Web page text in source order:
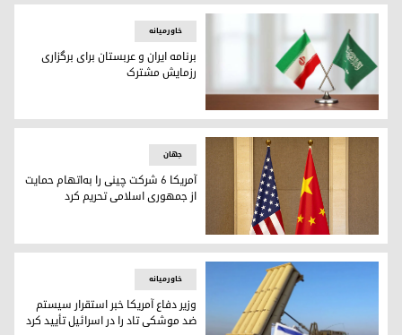
پرچم‌های عربستان سعودی و ایران
خاورمیانه
برنامه ایران و عربستان برای برگزاری
رزمایش مشترک
آمریکا ۶ شرکت چینی را به‌اتهام حمایت از جمهوری اسلامی تحریم کرد
جهان
آمریکا ۶ شرکت چینی را به‌اتهام حمایت
از جمهوری اسلامی تحریم کرد
خاورمیانه
وزیر دفاع آمریکا خبر استقرار سیستم
ضد موشکی تاد را در اسرائیل تأیید کرد